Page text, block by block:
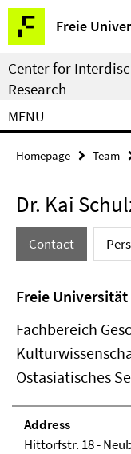
Springe
direkt
zu
Inhalt
Freie
Service
Navigation
Center for
Research
MENU
Homepage Team
Dr. Kai
Contact
Freie
Fachbereich
Ostasiatisches
Address
Hittorfstr. 18 -